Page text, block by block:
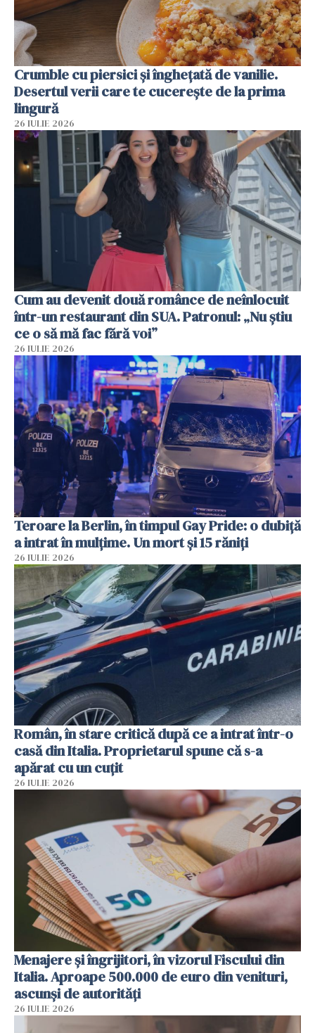
Crumble cu piersici și înghețată de vanilie.
Desertul verii care te cucerește de la prima
lingură
26 IULIE 2026
Cum au devenit două românce de neînlocuit
într-un restaurant din SUA. Patronul: „Nu știu
ce o să mă fac fără voi”
26 IULIE 2026
Teroare la Berlin, în timpul Gay Pride: o dubiță
a intrat în mulțime. Un mort și 15 răniți
26 IULIE 2026
Român, în stare critică după ce a intrat într-o
casă din Italia. Proprietarul spune că s-a
apărat cu un cuțit
26 IULIE 2026
Menajere și îngrijitori, în vizorul Fiscului din
Italia. Aproape 500.000 de euro din venituri,
ascunși de autorități
26 IULIE 2026